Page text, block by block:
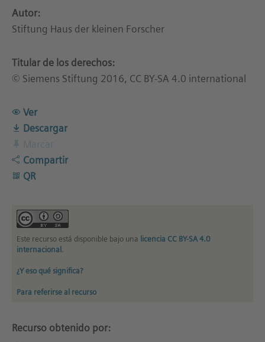
Autor:
Stiftung Haus der kleinen Forscher
Titular de los derechos:
© Siemens Stiftung 2016, CC BY-SA 4.0 international
Ver
Descargar
Compartir
QR
Este recurso está disponible bajo una licencia CC BY-SA 4.0
internacional.
¿Y eso qué significa?
Para referirse al recurso
Recurso obtenido por: